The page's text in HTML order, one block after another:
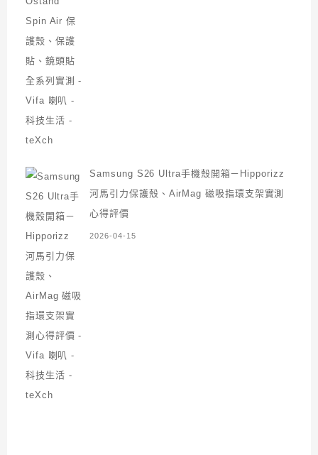
Samsung S26 Ultra手機殼開箱－Hipporizz
河馬引力保護殼、AirMag 磁吸指環支架實測
心得評價
2026-04-15